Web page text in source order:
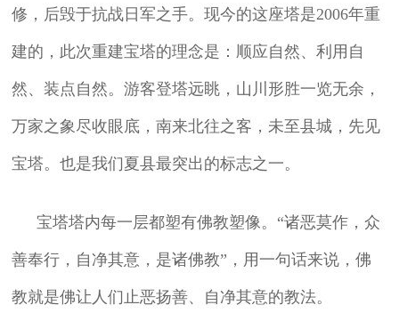
修，后毁于抗战日军之手。现今的这座塔是2006年重
建的，此次重建宝塔的理念是：顺应自然、利用自
然、装点自然。游客登塔远眺，山川形胜一览无余，
万家之象尽收眼底，南来北往之客，未至县城，先见
宝塔。也是我们夏县最突出的标志之一。
宝塔塔内每一层都塑有佛教塑像。“诸恶莫作，众
善奉行，自净其意，是诸佛教”，用一句话来说，佛
教就是佛让人们止恶扬善、自净其意的教法。